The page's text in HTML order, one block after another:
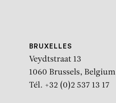
BRUXELLES
Veydtstraat 13
1060 Brussels, Belgium
Tél. +32 (0)2 537 13 17